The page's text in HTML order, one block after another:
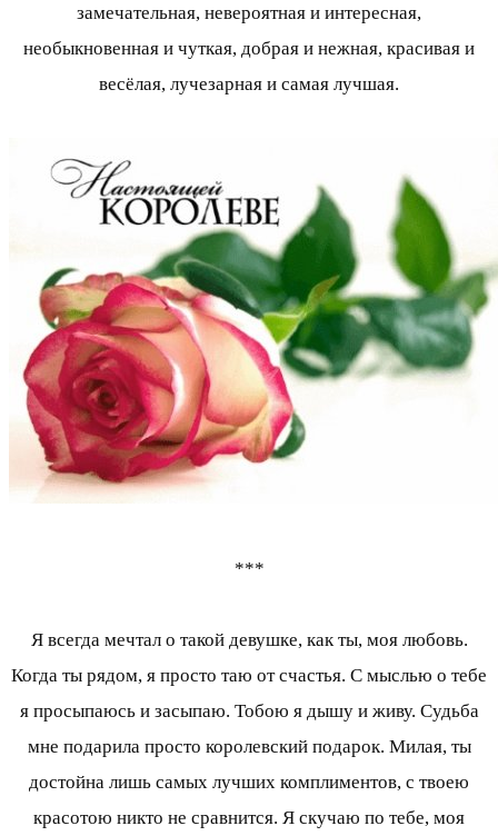
замечательная, невероятная и интересная,
необыкновенная и чуткая, добрая и нежная, красивая и
весёлая, лучезарная и самая лучшая.
***
Я всегда мечтал о такой девушке, как ты, моя любовь.
Когда ты рядом, я просто таю от счастья. С мыслью о тебе
я просыпаюсь и засыпаю. Тобою я дышу и живу. Судьба
мне подарила просто королевский подарок. Милая, ты
достойна лишь самых лучших комплиментов, с твоею
красотою никто не сравнится. Я скучаю по тебе, моя